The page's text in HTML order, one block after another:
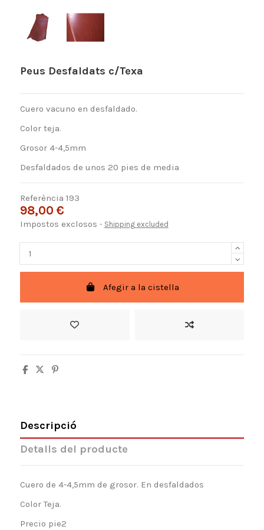
Peus Desfaldats c/Texa
Cuero vacuno en desfaldado.
Color teja.
Grosor 4-4,5mm
Desfaldados de unos 20 pies de media
Referència 193
98,00 €
Impostos exclosos Shipping excluded
Afegir a la cistella
Descripció
Detalls del producte
Cuero de 4-4,5mm de grosor. En desfaldados
Color Teja.
Precio pie2